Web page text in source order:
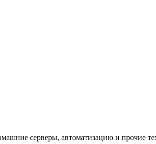
серверы, автоматизацию и прочие